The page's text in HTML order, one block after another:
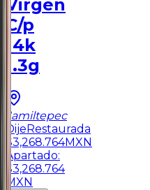
Virgen
C/p
14k
1.3g
Jamiltepec
Dije Restaurada
$3,268.764MXN
Apartado:
$3,268.764
MXN